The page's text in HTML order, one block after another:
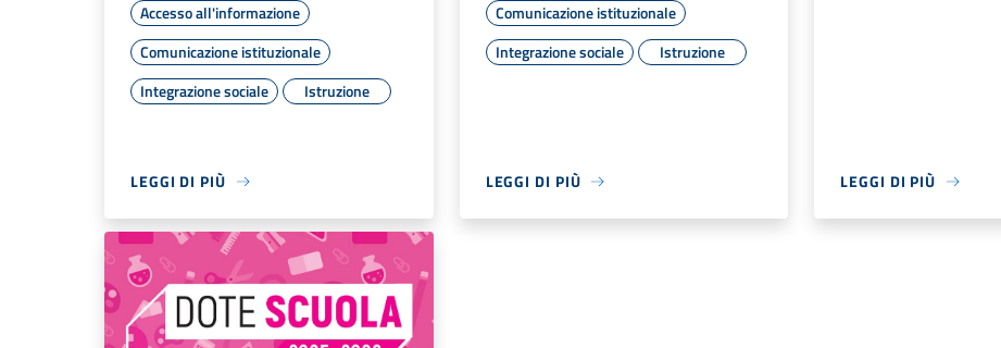
Accesso all'informazione
Comunicazione istituzionale
Integrazione sociale
Istruzione
LEGGI DI PIÙ
Comunicazione istituzionale
Integrazione sociale
Istruzione
LEGGI DI PIÙ LEGGI DI PIÙ